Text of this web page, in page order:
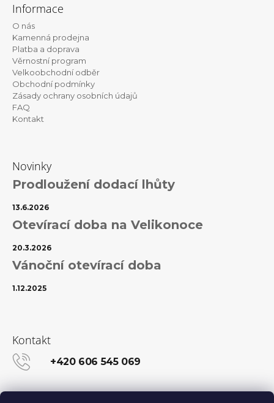
Informace
O nás
Kamenná prodejna
Platba a doprava
Věrnostní program
Velkoobchodní odběr
Obchodní podmínky
Zásady ochrany osobních údajů
FAQ
Kontakt
Novinky
Prodloužení dodací lhůty
13.6.2026
Otevírací doba na Velikonoce
20.3.2026
Vánoční otevírací doba
1.12.2025
Kontakt
+420 606 545 069